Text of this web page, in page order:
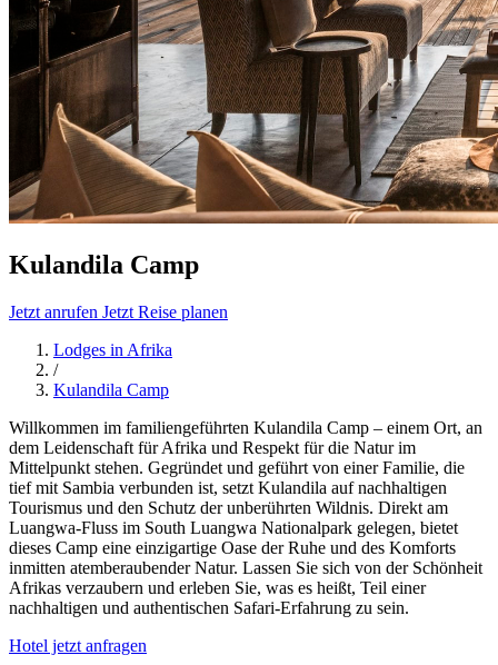
Kulandila Camp
Jetzt anrufen Jetzt Reise planen
Lodges in Afrika
/
Kulandila Camp
Willkommen im familiengeführten Kulandila Camp – einem Ort, an
dem Leidenschaft für Afrika und Respekt für die Natur im
Mittelpunkt stehen. Gegründet und geführt von einer Familie, die
tief mit Sambia verbunden ist, setzt Kulandila auf nachhaltigen
Tourismus und den Schutz der unberührten Wildnis. Direkt am
Luangwa-Fluss im South Luangwa Nationalpark gelegen, bietet
dieses Camp eine einzigartige Oase der Ruhe und des Komforts
inmitten atemberaubender Natur. Lassen Sie sich von der Schönheit
Afrikas verzaubern und erleben Sie, was es heißt, Teil einer
nachhaltigen und authentischen Safari-Erfahrung zu sein.
Hotel jetzt anfragen